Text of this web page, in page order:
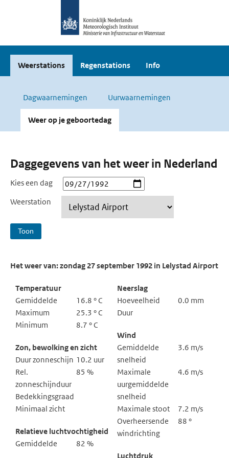
Weerstations Regenstations Info
Dagwaarnemingen Uurwaarnemingen
Weer op je geboortedag
Daggegevens van het weer in Nederland
Kies een dag
Weerstation
Toon
Het weer van: zondag 27 september 1992 in Lelystad Airport
Temperatuur
Gemiddelde
16.8 ° C
Maximum
25.3 ° C
Minimum
8.7 ° C
Zon, bewolking en zicht
Duur zonneschijn 10.2 uur
Rel.
zonneschijnduur
85 %
Bedekkingsgraad
Minimaal zicht
Relatieve luchtvochtigheid
Gemiddelde
82 %
Neerslag
Hoeveelheid
0.0 mm
Duur
Wind
Gemiddelde
snelheid
3.6 m/s
Maximale
uurgemiddelde
snelheid
4.6 m/s
Maximale stoot
7.2 m/s
Overheersende
windrichting
88 °
Luchtdruk